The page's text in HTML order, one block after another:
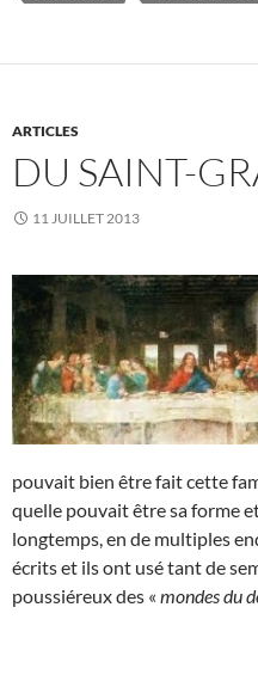
ARTICLES
DU SAINT-
11 JUILLET 2013
pouvait bien être fait cette
quelle pouvait être sa forme
longtemps, en de multiples
écrits et ils ont usé tant de
poussiéreux des « mondes du